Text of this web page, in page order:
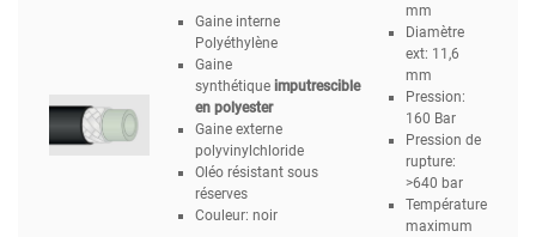
Gaine interne
Polyéthylène
Gaine
synthétiqueimputrescible
en polyester
Gaine externe
polyvinylchloride
Oléo résistant sous
réserves
Couleur: noir
mm
Diamètre
ext: 11,6
mm
Pression:
160 Bar
Pression de
rupture:
>640 bar
Température
maximum